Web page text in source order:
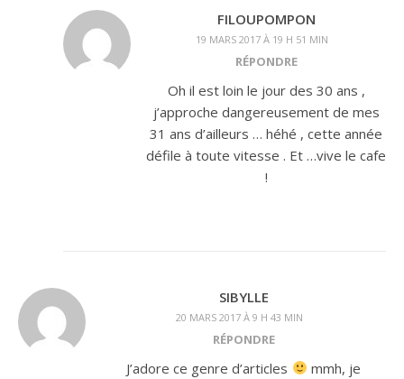
FILOUPOMPON
19 MARS 2017 À 19 H 51 MIN
RÉPONDRE
Oh il est loin le jour des 30 ans ,
j’approche dangereusement de mes
31 ans d’ailleurs … héhé , cette année
défile à toute vitesse . Et …vive le cafe
!
SIBYLLE
20 MARS 2017 À 9 H 43 MIN
RÉPONDRE
J’adore ce genre d’articles
mmh, je